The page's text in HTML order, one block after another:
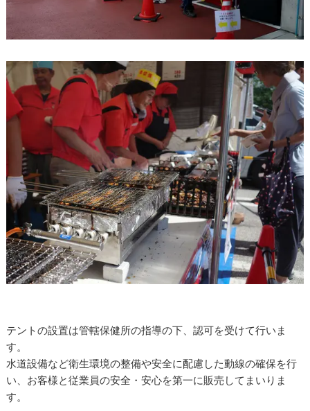
テントの設置は管轄保健所の指導の下、認可を受けて行いま
す。
水道設備など衛生環境の整備や安全に配慮した動線の確保を行
い、お客様と従業員の安全・安心を第一に販売してまいりま
す。